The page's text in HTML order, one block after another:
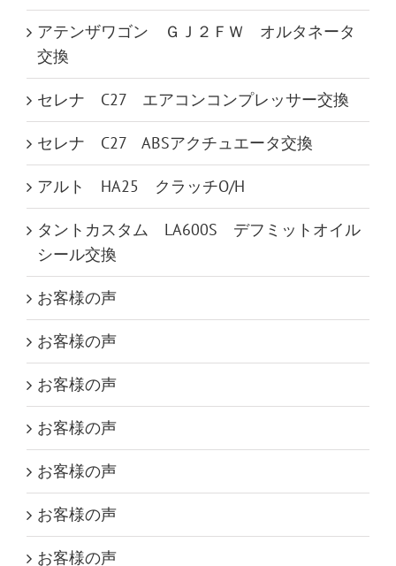
アテンザワゴン ＧＪ２ＦＷ オルタネータ
交換
セレナ C27 エアコンコンプレッサー交換
セレナ C27 ABSアクチュエータ交換
アルト HA25 クラッチO/H
タントカスタム LA600S デフミットオイル
シール交換
お客様の声
お客様の声
お客様の声
お客様の声
お客様の声
お客様の声
お客様の声